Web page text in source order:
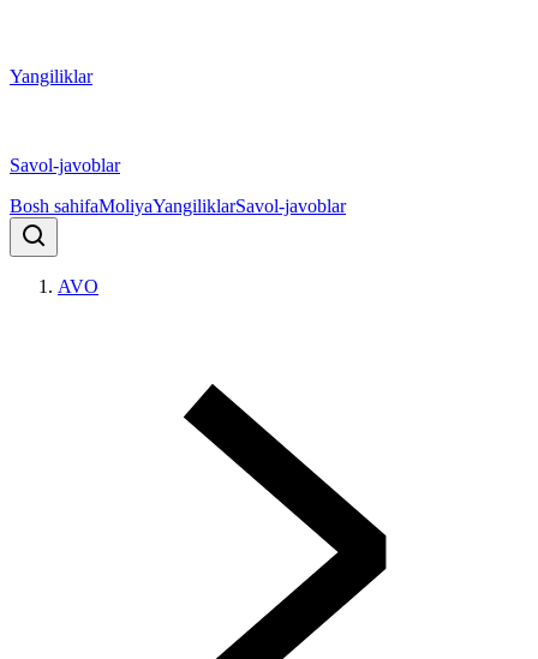
Yangiliklar
Savol-javoblar
Bosh sahifaMoliyaYangiliklarSavol-javoblar
AVO